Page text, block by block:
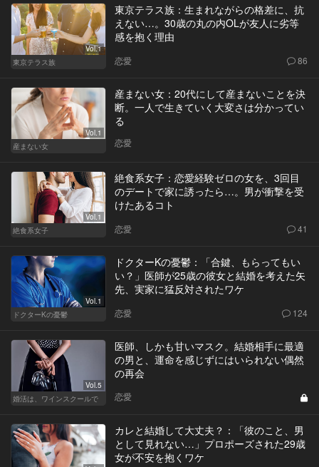
Vol.1
東京テラス族
東京テラス族：生まれながらの格差に、抗
えない…。30歳の丸の内OLが友人に劣等
感を抱く理由
恋愛 86
Vol.1
産まない女
産まない女：20代にして産まないことを決
断。一人で生きていく大変さは分かってい
る
恋愛
Vol.1
絶食系女子
絶食系女子：恋愛経験ゼロの女を、3回目
のデートで家に誘ったら…。男が衝撃を受
けたあるコト
恋愛 41
Vol.1
ドクターKの憂鬱
ドクターKの憂鬱：「合鍵、もらってもい
い？」医師が25歳の彼女と結婚を考えた矢
先、実家に猛反対されたワケ
恋愛 124
Vol.5
婚活は、ワインスクールで
医師、しかも甘いマスク。結婚相手に最適
の男と、運命を感じずにはいられない偶然
の再会
恋愛
カレと結婚して大丈夫？：「彼のこと、男
として見れない…」プロポーズされた29歳
女が不安を抱くワケ